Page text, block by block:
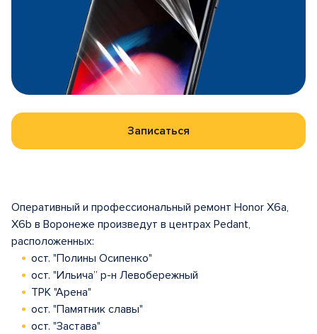
Записаться
Оперативный и профессиональный ремонт Honor X6a,
X6b в Воронеже произведут в центрах Pedant,
расположенных:
ост. "Полины Осипенко"
ост. "Ильича” р-н Левобережный
ТРК "Арена"
ост. "Памятник славы"
ост. "Застава"